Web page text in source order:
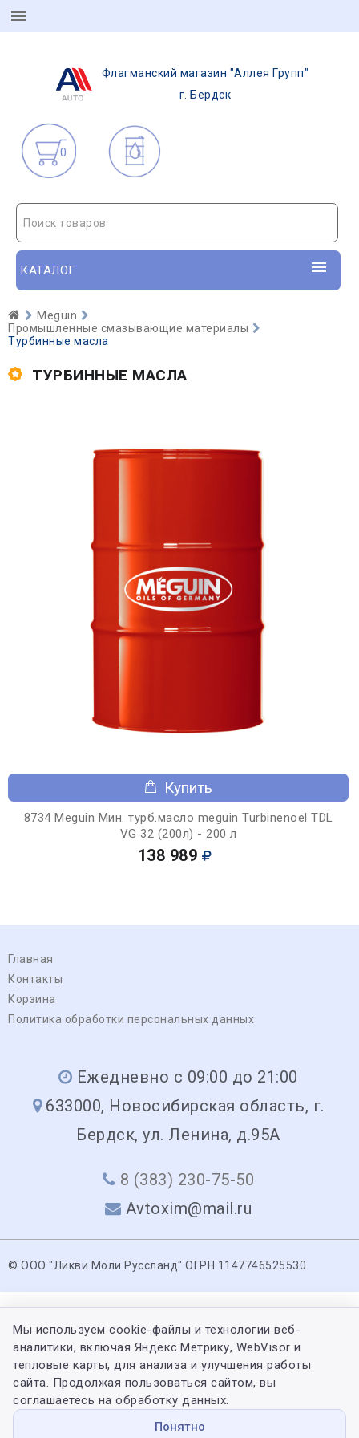
Флагманский магазин "Аллея Групп"
г. Бердск
0
Поиск товаров
КАТАЛОГ
Meguin
Промышленные смазывающие материалы
Турбинные масла
ТУРБИННЫЕ МАСЛА
Купить
8734 Meguin Мин. турб.масло meguin Turbinenoel TDL
VG 32 (200л) - 200 л
138 989
Главная
Контакты
Корзина
Политика обработки персональных данных
Ежедневно с 09:00 до 21:00
633000, Новосибирская область, г.
Бердск, ул. Ленина, д.95А
8 (383) 230-75-50
Avtoxim@mail.ru
© ООО "Ликви Моли Руссланд" ОГРН 1147746525530
Мы используем cookie-файлы и технологии веб-
аналитики, включая Яндекс.Метрику, WebVisor и
тепловые карты, для анализа и улучшения работы
сайта. Продолжая пользоваться сайтом, вы
соглашаетесь на обработку данных.
Понятно